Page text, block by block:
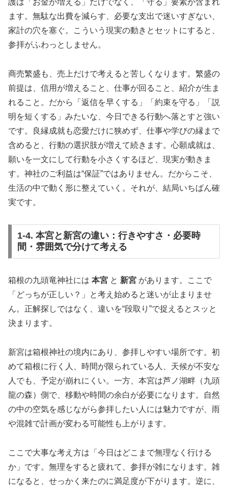
護は「お金が増える」だけでなく、「守る」要素が含まれ
ます。無駄な出費を減らす、必要な支出で迷いすぎない、
家計の穴を塞ぐ。こういう現実の動きとセットにすると、
参拝がふわっとしません。
商売繁盛も、売上だけで考えると苦しくなります。繁盛の
前提は、信用が増えること、仕事が回ること、紹介が生ま
れること。だから「返信を早くする」「約束を守る」「説
明を短くする」みたいな、今日できる行動へ落とすと強い
です。良縁成就も恋愛だけに狭めず、仕事や学びの縁まで
含めると、行動の選択肢が増えて続きます。心願成就は、
願いを一文にして行動を小さくするほど、現実が動きま
す。神社のご利益は“保証”ではありません。だからこそ、
生活の中で動く形に整えていく。それが、結局いちばん確
実です。
1-4. 本宮と新宮の違い：行きやすさ・必要時
間・雰囲気で分けて考える
箱根の九頭竜神社には 本宮 と 新宮 があります。ここで
「どっちが正しい？」と考え始めると迷いが止まりませ
ん。正解探しではなく、違いを“段取り”で捉えるとスッと
決まります。
新宮は箱根神社の境内にあり、参拝しやすい場所です。初
めて箱根に行く人、時間が限られている人、天候が不安な
人でも、予定が崩れにくい。一方、本宮は芦ノ湖畔（九頭
龍の森）側で、移動や時間の余白が必要になります。自然
の中の空気を感じながら参拝したい人には魅力ですが、雨
や混雑で計画が変わる可能性も上がります。
ここで大事な考え方は「今日はどこまで無理なく行ける
か」です。無理をすると疲れて、参拝が雑になります。雑
になると、せっかく来たのに満足度が下がります。逆に、